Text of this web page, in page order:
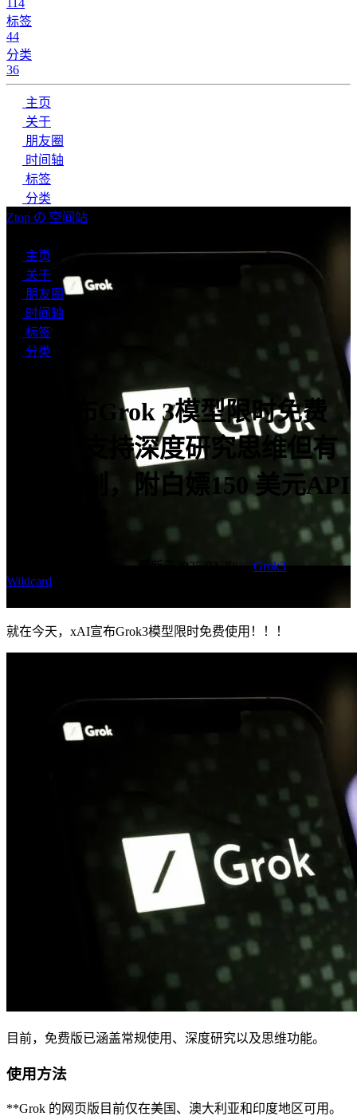
114
标签
44
分类
36
主页
关于
朋友圈
时间轴
标签
分类
Ztop の 空间站
主页
关于
朋友圈
时间轴
标签
分类
xAI宣布Grok 3模型限时免费
使用，支持深度研究思维但有
配额限制，附白嫖150 美元API
更新于 2025-02-20
Grok3
Wildcard
就在今天，xAI宣布Grok3模型限时免费使用！！！
目前，免费版已涵盖常规使用、深度研究以及思维功能。
使用方法
**Grok 的网页版目前仅在美国、澳大利亚和印度地区可用。